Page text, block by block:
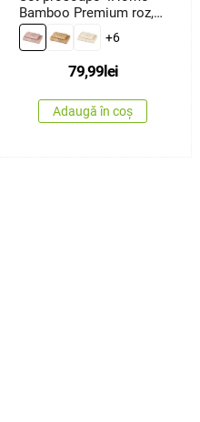
Bamboo Premium roz,
70 x 140 cm, 50 x 100
cm
+6
79,99 lei
Adaugă în coș